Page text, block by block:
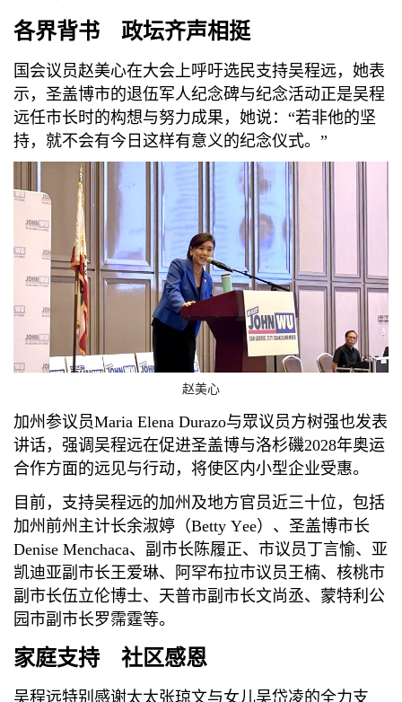
各界背书 政坛齐声相挺
国会议员赵美心在大会上呼吁选民支持吴程远，她表
示，圣盖博市的退伍军人纪念碑与纪念活动正是吴程
远任市长时的构想与努力成果，她说：“若非他的坚
持，就不会有今日这样有意义的纪念仪式。”
赵美心
加州参议员Maria Elena Durazo与眾议员方树强也发表
讲话，强调吴程远在促进圣盖博与洛杉磯2028年奥运
合作方面的远见与行动，将使区内小型企业受惠。
目前，支持吴程远的加州及地方官员近三十位，包括
加州前州主计长余淑婷（Betty Yee）、圣盖博市长
Denise Menchaca、副市长陈履正、市议员丁言愉、亚
凯迪亚副市长王爱琳、阿罕布拉市议员王楠、核桃市
副市长伍立伦博士、天普市副市长文尚丞、蒙特利公
园市副市长罗霈霆等。
家庭支持 社区感恩
吴程远特别感谢太太张琼文与女儿吴岱凌的全力支